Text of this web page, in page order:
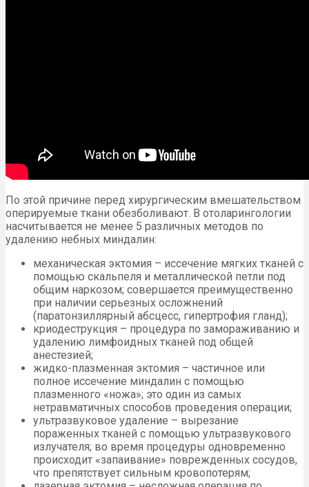
По этой причине перед хирургическим вмешательством
оперируемые ткани обезболивают. В отоларингологии
насчитывается не менее 5 различных методов по
удалению небных миндалин:
механическая эктомия – иссечение мягких тканей с
помощью скальпеля и металлической петли под
общим наркозом; совершается преимущественно
при наличии серьезных осложнений
(паратонзиллярный абсцесс, гипертрофия гланд);
криодеструкция – процедура по замораживанию и
удалению лимфоидных тканей под общей
анестезией;
жидко-плазменная эктомия – частичное или
полное иссечение миндалин с помощью
плазменного «ножа»; это один из самых
нетравматичных способов проведения операции;
ультразвуковое удаление – вырезание
пораженных тканей с помощью ультразвукового
излучателя; во время процедуры одновременно
происходит «запаивание» поврежденных сосудов,
что препятствует сильным кровопотерям;